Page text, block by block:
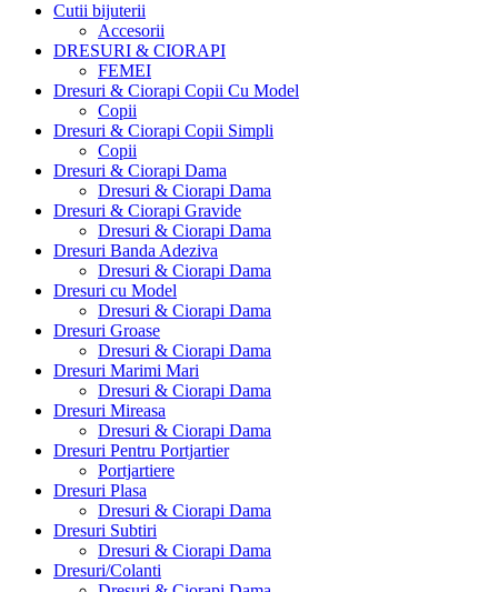
Cutii bijuterii
Accesorii
DRESURI & CIORAPI
FEMEI
Dresuri & Ciorapi Copii Cu Model
Copii
Dresuri & Ciorapi Copii Simpli
Copii
Dresuri & Ciorapi Dama
Dresuri & Ciorapi Dama
Dresuri & Ciorapi Gravide
Dresuri & Ciorapi Dama
Dresuri Banda Adeziva
Dresuri & Ciorapi Dama
Dresuri cu Model
Dresuri & Ciorapi Dama
Dresuri Groase
Dresuri & Ciorapi Dama
Dresuri Marimi Mari
Dresuri & Ciorapi Dama
Dresuri Mireasa
Dresuri & Ciorapi Dama
Dresuri Pentru Portjartier
Portjartiere
Dresuri Plasa
Dresuri & Ciorapi Dama
Dresuri Subtiri
Dresuri & Ciorapi Dama
Dresuri/Colanti